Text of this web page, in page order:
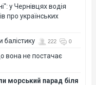
у Чернівцях водія
про українських
222 0
вона не постачає
морський парад біля